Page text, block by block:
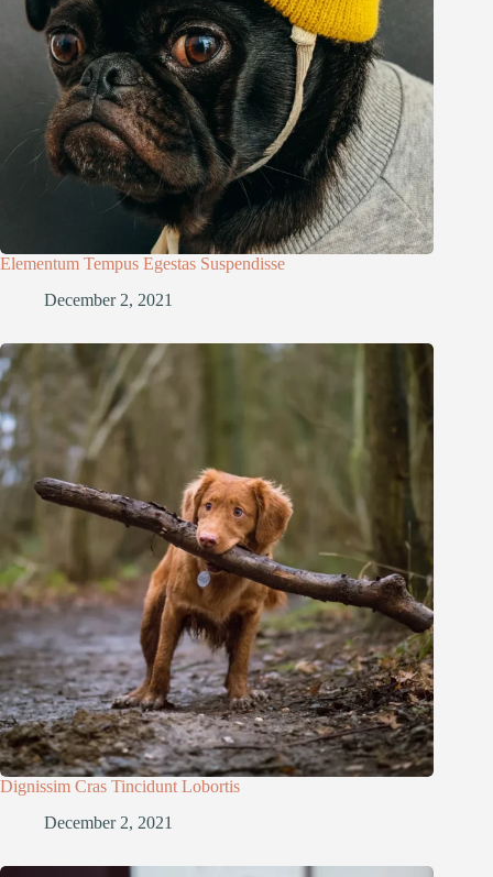
Elementum Tempus Egestas Suspendisse
December 2, 2021
Dignissim Cras Tincidunt Lobortis
December 2, 2021